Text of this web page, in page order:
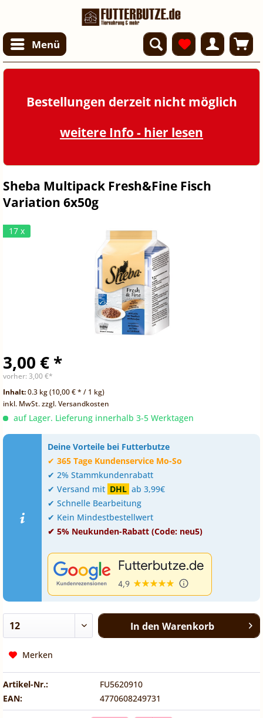
Menü
Bestellungen derzeit nicht möglich
weitere Info - hier lesen
Sheba Multipack Fresh&Fine Fisch
Variation 6x50g
17 x
3,00 € *
vorher: 3,00 €*
Inhalt:0.3 kg (10,00 € * / 1 kg)
inkl. MwSt.zzgl. Versandkosten
auf Lager. Lieferung innerhalb 3-5 Werktagen
Deine Vorteile bei Futterbutze
✔ 365 Tage Kundenservice Mo-So
✔ 2% Stammkundenrabatt
✔ Versand mit DHL ab 3,99€
✔ Schnelle Bearbeitung
✔ Kein Mindestbestellwert
✔ 5% Neukunden-Rabatt (Code: neu5)
In den Warenkorb
Merken
Artikel-Nr.:
FU5620910
EAN:
4770608249731